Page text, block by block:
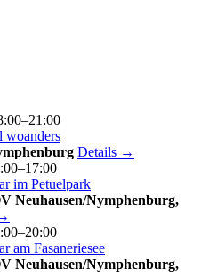
woanders
Details →
im Petuelpark
Neuhausen/Nymphenburg,
am Fasaneriesee
Neuhausen/Nymphenburg,